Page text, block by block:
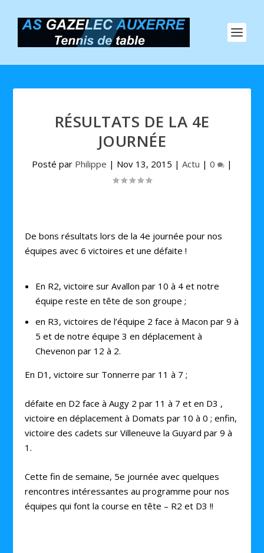
RÉSULTATS DE LA 4E
JOURNÉE
Posté par Philippe | Nov 13, 2015 | Actu | 0 |
De bons résultats lors de la 4e journée pour nos
équipes avec 6 victoires et une défaite !
En R2, victoire sur Avallon par 10 à 4 et notre
équipe reste en tête de son groupe ;
en R3, victoires de l’équipe 2 face à Macon par 9 à
5 et de notre équipe 3 en déplacement à
Chevenon par 12 à 2.
En D1, victoire sur Tonnerre par 11 à 7 ;
défaite en D2 face à Augy 2 par 11 à 7 et en D3 ,
victoire en déplacement à Domats par 10 à 0 ; enfin,
victoire des cadets sur Villeneuve la Guyard par 9 à
1.
Cette fin de semaine, 5e journée avec quelques
rencontres intéressantes au programme pour nos
équipes qui font la course en tête – R2 et D3 !!